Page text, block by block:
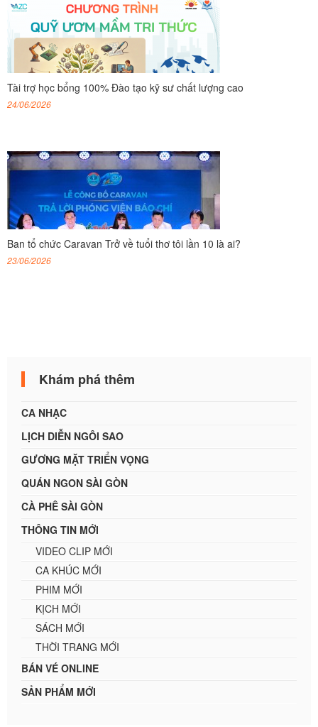
Tài trợ học bổng 100% Đào tạo kỹ sư chất lượng cao
24/06/2026
Ban tổ chức Caravan Trở về tuổi thơ tôi lần 10 là ai?
23/06/2026
Khám phá thêm
CA NHẠC
LỊCH DIỄN NGÔI SAO
GƯƠNG MẶT TRIỂN VỌNG
QUÁN NGON SÀI GÒN
CÀ PHÊ SÀI GÒN
THÔNG TIN MỚI
VIDEO CLIP MỚI
CA KHÚC MỚI
PHIM MỚI
KỊCH MỚI
SÁCH MỚI
THỜI TRANG MỚI
BÁN VÉ ONLINE
SẢN PHẨM MỚI